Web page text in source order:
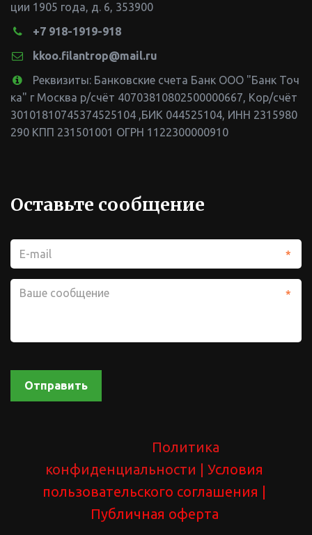
ции 1905 года, д. 6, 353900
+7 918-1919-918
kkoo.filantrop@mail.ru
Реквизиты: Банковские счета Банк ООО "Банк Точ
ка" г Москва р/счёт 40703810802500000667, Кор/счёт
30101810745374525104 ,БИК 044525104, ИНН 2315980
290 КПП 231501001 ОГРН 1122300000910
Оставьте сообщение
*
*
Отправить
Политика
конфиденциальности
| Условия
пользовательского соглашения
Публичная оферта